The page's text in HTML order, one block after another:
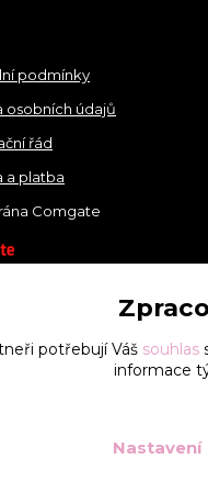
podmínky
osobních údajů
řád
a platba
Comgate
potřebují Váš souhlas
informace
Nastavení